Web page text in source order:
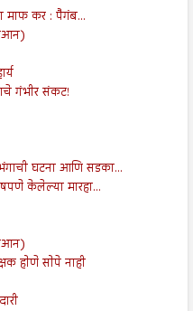
माफ कर : पैगंब...
गंभीर संकट!
घटना आणि सडका...
केलेल्या मारहा...
होणे सोपे नाही